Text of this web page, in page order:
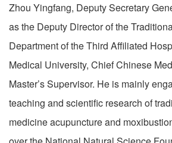
Zhou Yingfang, Deputy Secretary
as the Deputy Director of the
Department of the Third Affiliated
Medical University, Chief Chinese
Master’s Supervisor. He is mainly
teaching and scientific research of
medicine acupuncture and